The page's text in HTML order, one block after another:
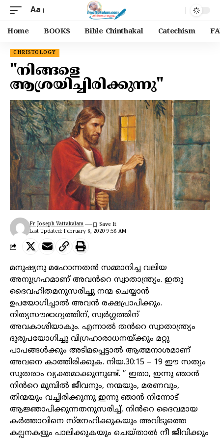
Aa
Home BOOKS Bible Chinthakal Catechism
CHRISTOLOGY
"നിങ്ങളെ
ആശ്രയിച്ചിരിക്കുന്നു"
Last Updated: February 6, 2020 9:58 AM
Fr Joseph Vattakalam
മനുഷ്യനു മഹോന്നതൻ സമ്മാനിച്ച വലിയ
അനുഗ്രഹമാണ് അവൻറെ സ്വാതാന്ത്ര്യം. ഇതു
ദൈവഹിതമനുസരിച്ചു നന്മ ചെയ്യാൻ
ഉപയോഗിച്ചാൽ അവൻ രക്ഷപ്രാപിക്കും.
നിത്യസൗഭാഗ്യത്തിന്, സ്വർഗ്ഗത്തിന്
അവകാശിയാകും. എന്നാൽ തൻറെ സ്വാതാന്ത്ര്യം
ദുരുപയോഗിച്ചു വിഗ്രഹാരാധനയ്ക്കും മറ്റു
പാപങ്ങൾക്കും അടിമപ്പെട്ടാൽ ആത്മനാശമാണ്
അവനെ കാത്തിരിക്കുക. നിയ.30:15 – 19 ഈ സത്യം
സുതരാം വ്യക്തമാക്കുന്നുണ്ട്. ” ഇതാ, ഇന്നു ഞാൻ
നിൻറെ മുമ്പിൽ ജീവനും, നന്മയും, മരണവും,
തിന്മയും വച്ചിരിക്കുന്നു ഇന്നു ഞാൻ നിന്നോട്
ആജ്ഞാപിക്കുന്നതനുസരിച്ച്, നിൻറെ ദൈവമായ
കർത്താവിനെ സ്നേഹിക്കുകയും അവിടുത്തെ
കല്പനകളും പാലിക്കുകയും ചെയ്താൽ നീ ജീവിക്കും